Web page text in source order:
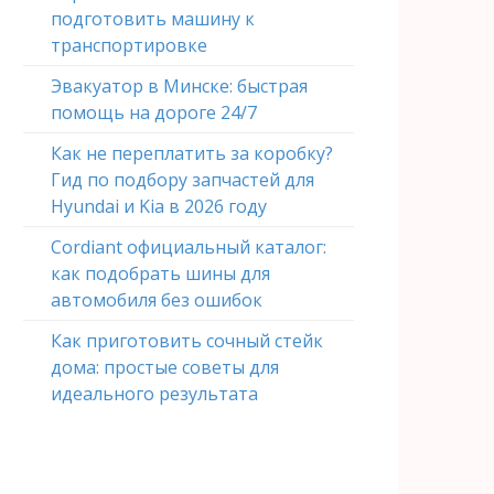
подготовить машину к
транспортировке
Эвакуатор в Минске: быстрая
помощь на дороге 24/7
Как не переплатить за коробку?
Гид по подбору запчастей для
Hyundai и Kia в 2026 году
Cordiant официальный каталог:
как подобрать шины для
автомобиля без ошибок
Как приготовить сочный стейк
дома: простые советы для
идеального результата